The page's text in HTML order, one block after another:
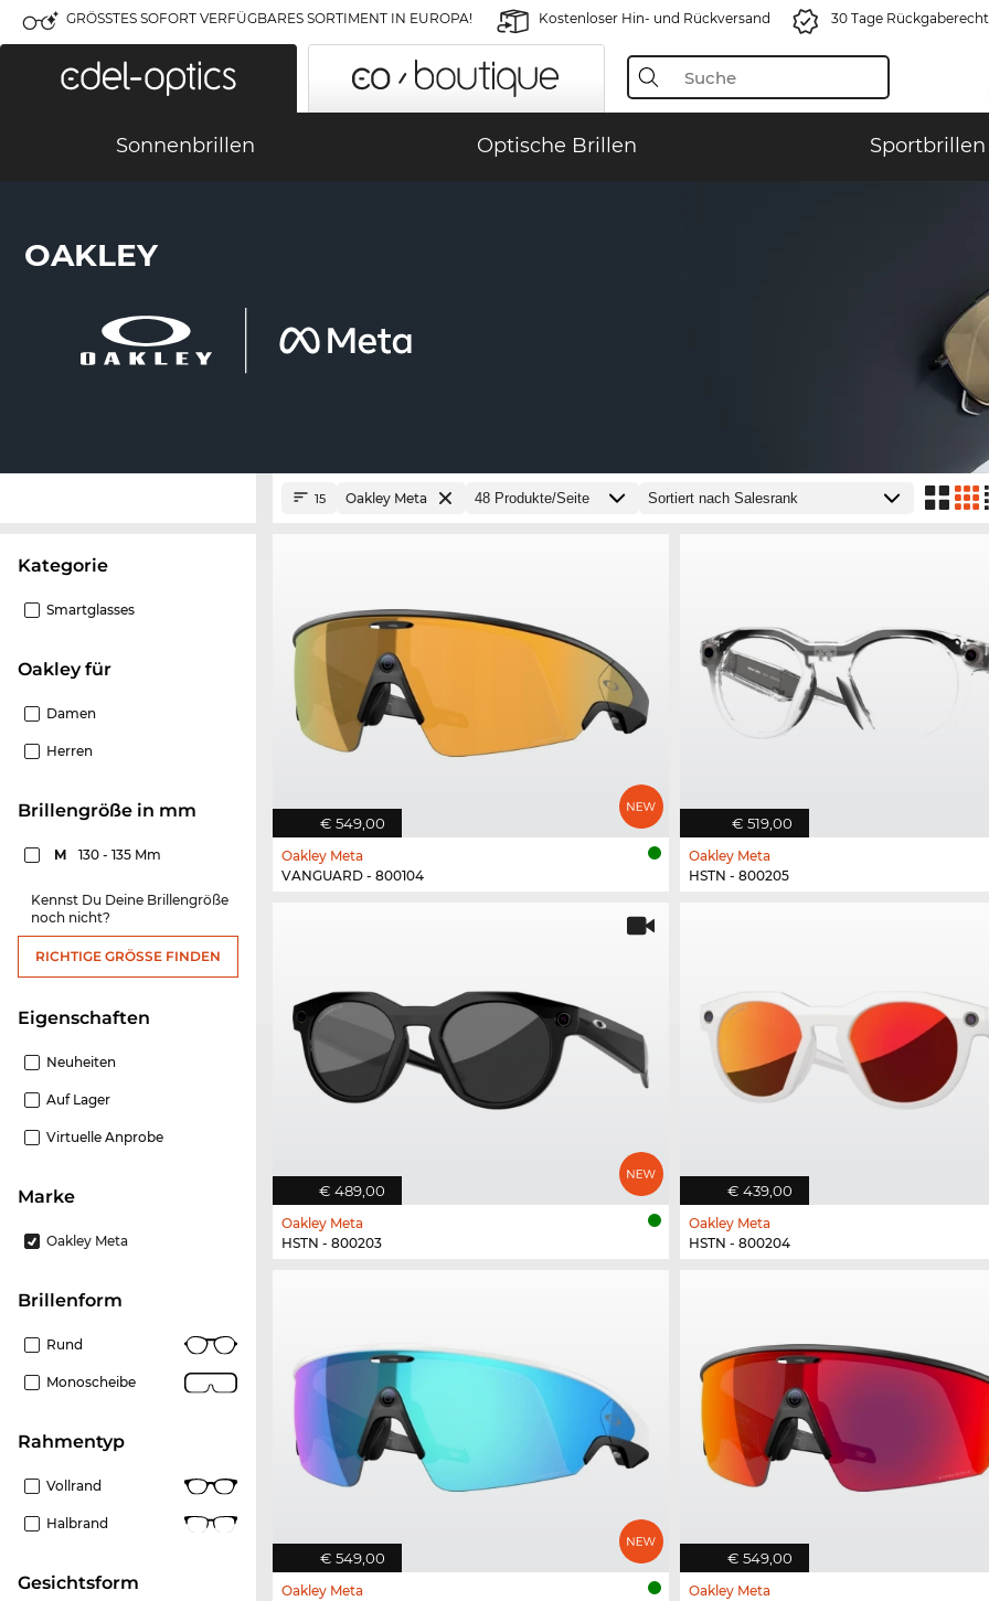
GRÖSSTES SOFORT VERFÜGBARES SORTIMENT IN EUROPA! Kostenloser Hin- und Rückversand 30 Tage Rückgaberecht
Sonnenbrillen Optische Brillen Sportbrillen
OAKLEY
Kategorie
Smartglasses
Oakley für
Damen
Herren
Brillengröße in mm
M 130 - 135 Mm
Kennst Du Deine Brillengröße
noch nicht?
RICHTIGE GRÖSSE FINDEN
Eigenschaften
Neuheiten
Auf Lager
Virtuelle Anprobe
Marke
Oakley Meta
Brillenform
Rund
Monoscheibe
Rahmentyp
Vollrand
Halbrand
Gesichtsform
15 Oakley Meta
€ 549,00
Oakley Meta
VANGUARD - 800104
€ 519,00
Oakley Meta
HSTN - 800205
€ 489,00
Oakley Meta
HSTN - 800203
€ 439,00
Oakley Meta
HSTN - 800204
€ 549,00
Oakley Meta
€ 549,00
Oakley Meta